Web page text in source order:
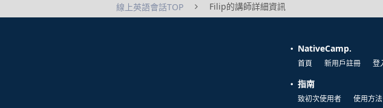
線上英語會話TOP Filip的講師詳細資訊
NativeCamp.
首頁 新用戶註冊 登
指南
致初次使用者 使用方法